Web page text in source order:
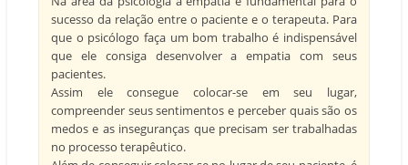
sucesso da relação entre o paciente e o terapeuta. Para
que o psicólogo faça um bom trabalho é indispensável
que ele consiga desenvolver a empatia com seus
pacientes.
Assim ele consegue colocar-se em seu lugar,
compreender seus sentimentos e perceber quais são os
medos e as inseguranças que precisam ser trabalhadas
no processo terapêutico.